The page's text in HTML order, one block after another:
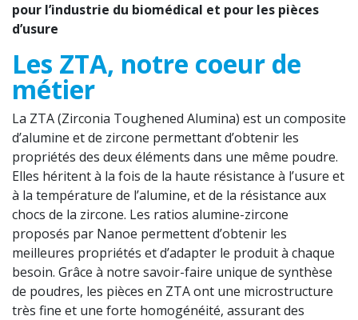
pour l’industrie du biomédical et pour les pièces
d’usure
Les ZTA, notre coeur de
métier
La ZTA (Zirconia Toughened Alumina) est un composite
d’alumine et de zircone permettant d’obtenir les
propriétés des deux éléments dans une même poudre.
Elles héritent à la fois de la haute résistance à l’usure et
à la température de l’alumine, et de la résistance aux
chocs de la zircone. Les ratios alumine-zircone
proposés par Nanoe permettent d’obtenir les
meilleures propriétés et d’adapter le produit à chaque
besoin. Grâce à notre savoir-faire unique de synthèse
de poudres, les pièces en ZTA ont une microstructure
très fine et une forte homogénéité, assurant des